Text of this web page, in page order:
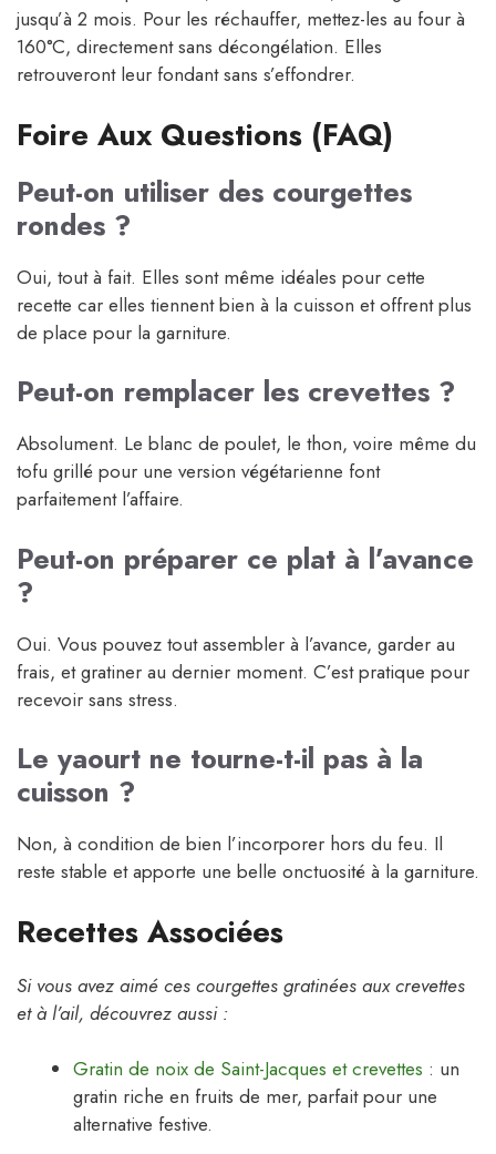
jusqu’à 2 mois. Pour les réchauffer, mettez-les au four à
160°C, directement sans décongélation. Elles
retrouveront leur fondant sans s’effondrer.
Foire Aux Questions (FAQ)
Peut-on utiliser des courgettes
rondes ?
Oui, tout à fait. Elles sont même idéales pour cette
recette car elles tiennent bien à la cuisson et offrent plus
de place pour la garniture.
Peut-on remplacer les crevettes ?
Absolument. Le blanc de poulet, le thon, voire même du
tofu grillé pour une version végétarienne font
parfaitement l’affaire.
Peut-on préparer ce plat à l’avance
?
Oui. Vous pouvez tout assembler à l’avance, garder au
frais, et gratiner au dernier moment. C’est pratique pour
recevoir sans stress.
Le yaourt ne tourne-t-il pas à la
cuisson ?
Non, à condition de bien l’incorporer hors du feu. Il
reste stable et apporte une belle onctuosité à la garniture.
Recettes Associées
Si vous avez aimé ces courgettes gratinées aux crevettes
et à l’ail, découvrez aussi :
Gratin de noix de Saint-Jacques et crevettes : un
gratin riche en fruits de mer, parfait pour une
alternative festive.